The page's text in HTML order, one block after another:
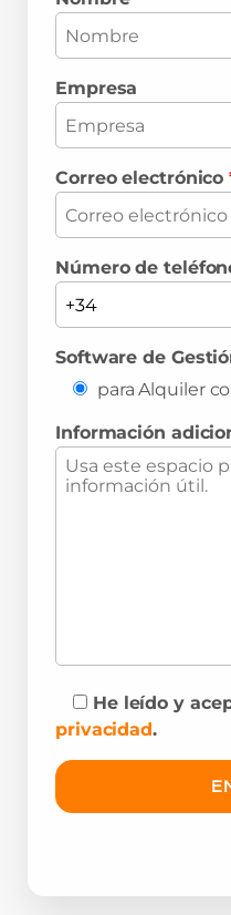
Empresa
Correo electrónico
Número de
Software de
para Alquiler
Información
He leído y
privacidad.